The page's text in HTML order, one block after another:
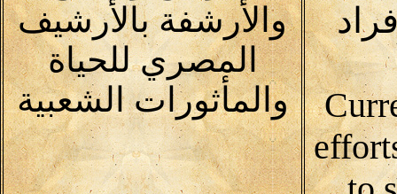
والأرشفة بالأرشيف
المصري للحياة
والمأثورات الشعبية